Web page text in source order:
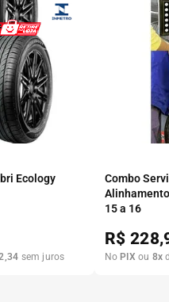
Ecology
,34 sem juros
Combo
15 a 16
R$
No PIX ou 8x